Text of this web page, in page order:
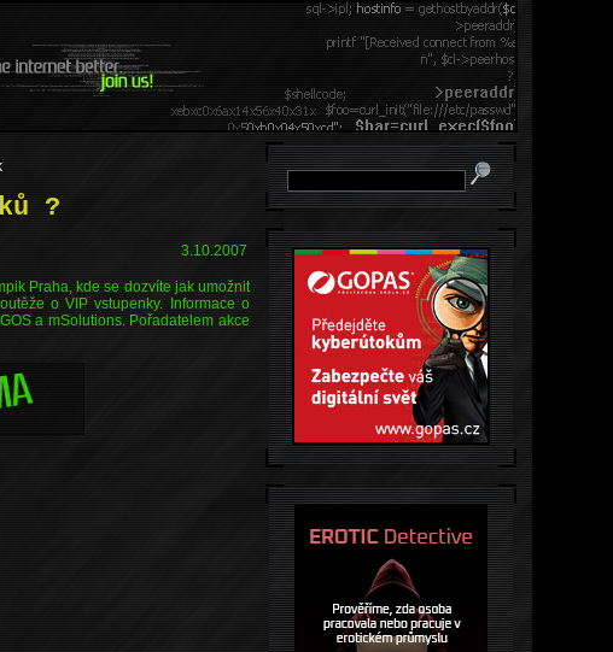
?
3.10.2007
Praha, kde se dozvíte jak umožnit
o VIP vstupenky. Informace o
a mSolutions. Pořadatelem akce